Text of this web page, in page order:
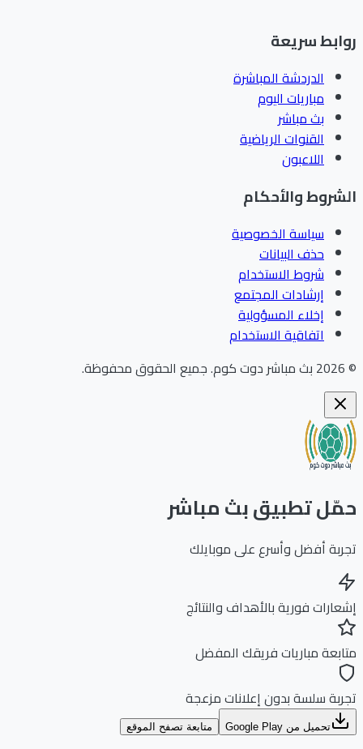
سريعة
الدردشة المباشرة
مباريات اليوم
بث مباشر
القنوات الرياضية
اللاعبون
والأحكام
سياسة الخصوصية
حذف البيانات
شروط الاستخدام
إرشادات المجتمع
إخلاء المسؤولية
اتفاقية الاستخدام
بث مباشر دوت كوم.جميع الحقوق محفوظة.
تطبيق بث مباشر
أفضل وأسرع على موبايلك
فورية بالأهداف والنتائج
مباريات فريقك المفضل
سلسة بدون إعلانات مزعجة
تحميل من Google Play متابعة تصفح الموقع